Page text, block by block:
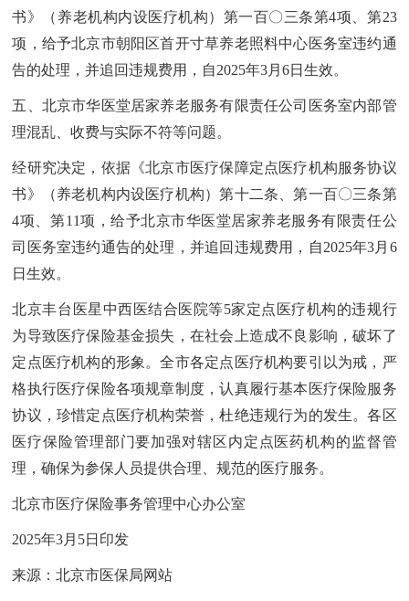
书》（养老机构内设医疗机构）第一百〇三条第4项、第23
项，给予北京市朝阳区首开寸草养老照料中心医务室违约通
告的处理，并追回违规费用，自2025年3月6日生效。
五、北京市华医堂居家养老服务有限责任公司医务室内部管
理混乱、收费与实际不符等问题。
经研究决定，依据《北京市医疗保障定点医疗机构服务协议
书》（养老机构内设医疗机构）第十二条、第一百〇三条第
4项、第11项，给予北京市华医堂居家养老服务有限责任公
司医务室违约通告的处理，并追回违规费用，自2025年3月6
日生效。
北京丰台医星中西医结合医院等5家定点医疗机构的违规行
为导致医疗保险基金损失，在社会上造成不良影响，破坏了
定点医疗机构的形象。全市各定点医疗机构要引以为戒，严
格执行医疗保险各项规章制度，认真履行基本医疗保险服务
协议，珍惜定点医疗机构荣誉，杜绝违规行为的发生。各区
医疗保险管理部门要加强对辖区内定点医药机构的监督管
理，确保为参保人员提供合理、规范的医疗服务。
北京市医疗保险事务管理中心办公室
2025年3月5日印发
来源：北京市医保局网站